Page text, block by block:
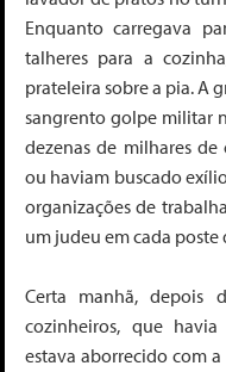
Enquanto carregava
talheres para a
prateleira sobre a pia. A
sangrento golpe militar
dezenas de milhares
ou haviam buscado
organizações de
um judeu em cada poste
Certa manhã,
cozinheiros, que
estava aborrecido com